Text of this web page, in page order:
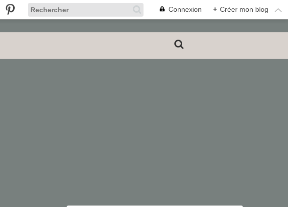
Connexion + Créer mon blog